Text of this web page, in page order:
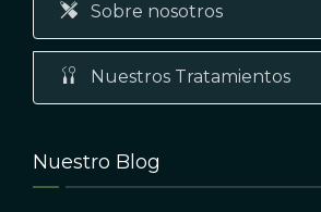
Sobre nosotros
Nuestros Tratamientos
Nuestro Blog